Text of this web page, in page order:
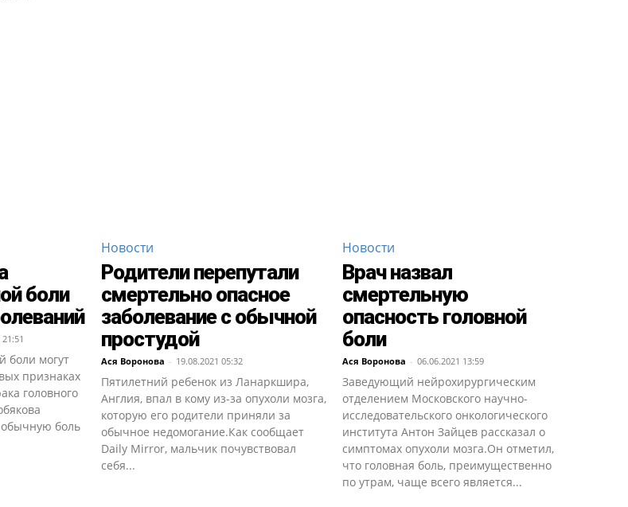
боли
боли могут
признаках
головного
обычную боль
Новости
Родители перепутали
смертельно опасное
заболевание с обычной
простудой
Ася Воронова - 19.08.2021 05:32
Пятилетний ребенок из Ланаркшира,
Англия, впал в кому из-за опухоли мозга,
которую его родители приняли за
обычное недомогание.Как сообщает
Daily Mirror, мальчик почувствовал
себя...
Новости
Врач назвал
смертельную
опасность головной
боли
Ася Воронова - 06.06.2021 13:59
Заведующий нейрохирургическим
отделением Московского научно-
исследовательского онкологического
института Антон Зайцев рассказал о
симптомах опухоли мозга.Он отметил,
что головная боль, преимущественно
по утрам, чаще всего является...